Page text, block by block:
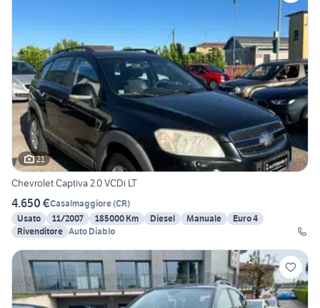
21
Chevrolet Captiva 2.0 VCDi LT
4.650 €Casalmaggiore(CR)
Usato
11/2007 185000 Km Diesel Manuale
Euro 4
Rivenditore Auto Diablo